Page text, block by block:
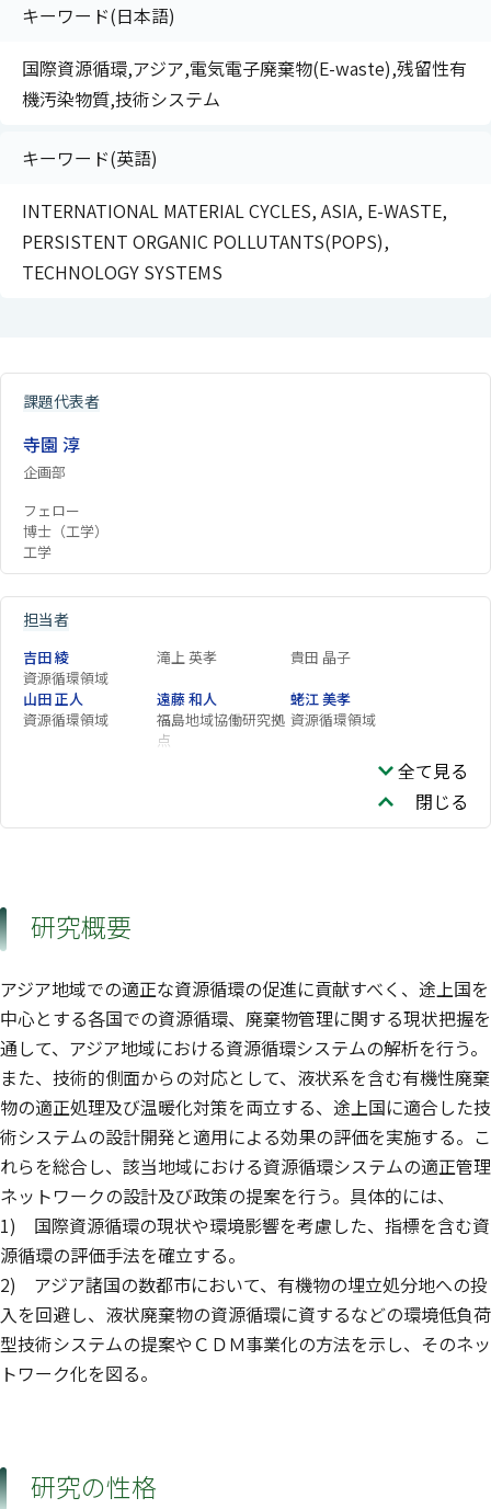
キーワード(日本語)
国際資源循環,アジア,電気電子廃棄物(E-waste),残留性有
機汚染物質,技術システム
キーワード(英語)
INTERNATIONAL MATERIAL CYCLES, ASIA, E-WASTE,
PERSISTENT ORGANIC POLLUTANTS(POPS),
TECHNOLOGY SYSTEMS
課題代表者
寺園 淳
企画部
フェロー
博士（工学）
工学
担当者
吉田 綾
資源循環領域
滝上 英孝
貴田 晶子
山田 正人
資源循環領域
遠藤 和人
福島地域協働研究拠
点
蛯江 美孝
資源循環領域
全て見る
閉じる
研究概要
アジア地域での適正な資源循環の促進に貢献すべく、途上国を
中心とする各国での資源循環、廃棄物管理に関する現状把握を
通して、アジア地域における資源循環システムの解析を行う。
また、技術的側面からの対応として、液状系を含む有機性廃棄
物の適正処理及び温暖化対策を両立する、途上国に適合した技
術システムの設計開発と適用による効果の評価を実施する。こ
れらを総合し、該当地域における資源循環システムの適正管理
ネットワークの設計及び政策の提案を行う。具体的には、
1) 国際資源循環の現状や環境影響を考慮した、指標を含む資
源循環の評価手法を確立する。
2) アジア諸国の数都市において、有機物の埋立処分地への投
入を回避し、液状廃棄物の資源循環に資するなどの環境低負荷
型技術システムの提案やＣＤＭ事業化の方法を示し、そのネッ
トワーク化を図る。
研究の性格